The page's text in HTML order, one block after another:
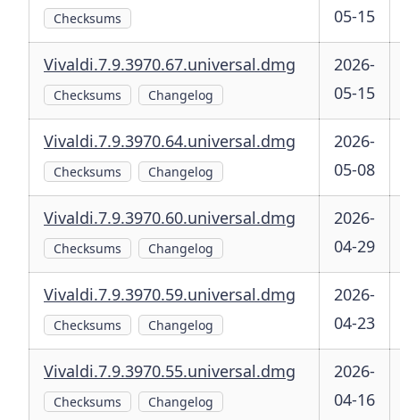
Checksums
05-15
Vivaldi.7.9.3970.67.universal.dmg
Checksums Changelog
2026-
05-15
Vivaldi.7.9.3970.64.universal.dmg
Checksums Changelog
2026-
05-08
Vivaldi.7.9.3970.60.universal.dmg
Checksums Changelog
2026-
04-29
Vivaldi.7.9.3970.59.universal.dmg
Checksums Changelog
2026-
04-23
Vivaldi.7.9.3970.55.universal.dmg
Checksums Changelog
2026-
04-16